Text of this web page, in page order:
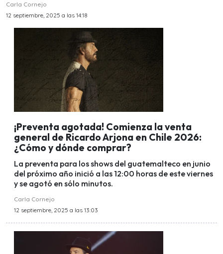
Carla Cornejo
12 septiembre, 2025 a las 14:18
¡Preventa agotada! Comienza la venta
general de Ricardo Arjona en Chile 2026:
¿Cómo y dónde comprar?
La preventa para los shows del guatemalteco en junio
del próximo año inició a las 12:00 horas de este viernes
y se agotó en sólo minutos.
Carla Cornejo
12 septiembre, 2025 a las 13:03